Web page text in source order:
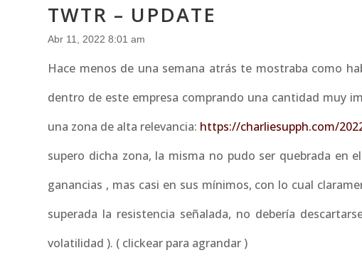
TWTR – UPDATE
Abr 11, 2022 8:01 am
Hace menos de una semana atrás te mostraba como
dentro de este empresa comprando una cantidad muy
una zona de alta relevancia: https://charliesupph.com/
supero dicha zona, la misma no pudo ser quebrada en
ganancias , mas casi en sus mínimos, con lo cual
superada la resistencia señalada, no debería
volatilidad ). ( clickear para agrandar )